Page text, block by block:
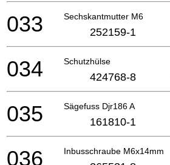
Sechskantmutter M6
033 252159-1
Schutzhülse
034 424768-8
Sägefuss Djr186 A
035 161810-1
Inbusschraube M6x14mm
036